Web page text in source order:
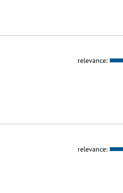
relevance:
relevance: